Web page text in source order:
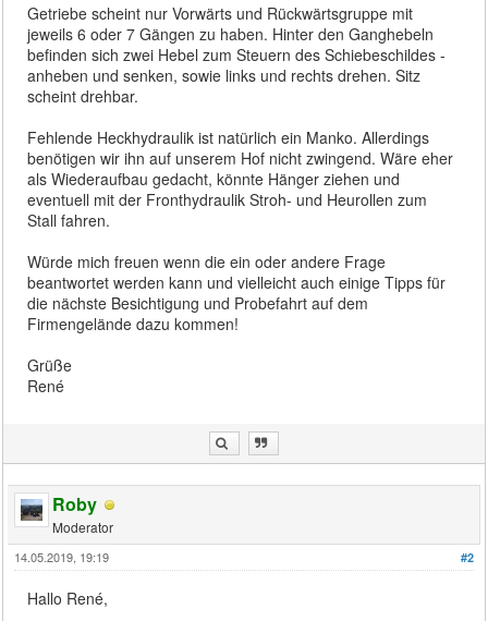
Getriebe scheint nur Vorwärts und Rückwärtsgruppe mit
jeweils 6 oder 7 Gängen zu haben. Hinter den Ganghebeln
befinden sich zwei Hebel zum Steuern des Schiebeschildes -
anheben und senken, sowie links und rechts drehen. Sitz
scheint drehbar.
Fehlende Heckhydraulik ist natürlich ein Manko. Allerdings
benötigen wir ihn auf unserem Hof nicht zwingend. Wäre eher
als Wiederaufbau gedacht, könnte Hänger ziehen und
eventuell mit der Fronthydraulik Stroh- und Heurollen zum
Stall fahren.
Würde mich freuen wenn die ein oder andere Frage
beantwortet werden kann und vielleicht auch einige Tipps für
die nächste Besichtigung und Probefahrt auf dem
Firmengelände dazu kommen!
Grüße
René
Roby
Moderator
#2
14.05.2019, 19:19
Hallo René,